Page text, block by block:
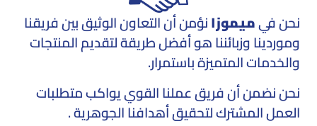
نحن فيميموزانؤمن أن التعاون الوثيق بين فريقنا
وموردينا وزبائننا هو أفضل طريقة لتقديم المنتجات
والخدمات المتميزة باستمرار.
نحن نضمن أن فريق عملنا القوي يواكب متطلبات
العمل المشترك لتحقيق أهدافنا الجوهرية .